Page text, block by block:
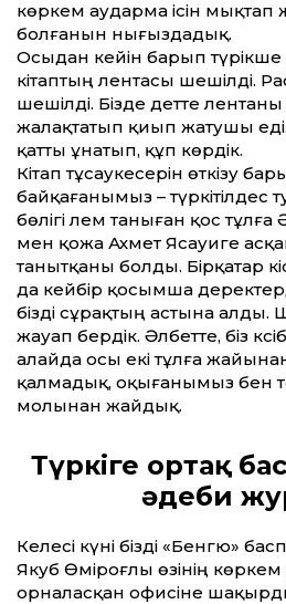
көркем аударма ісін мықтап
болғанын нығыздадық.
Осыдан кейін барып
кітаптың лентасы шешілді.
шешілді. Бізде әдетте
жалақтатып қиып жатушы
қатты ұнатып, құп көрдік.
Кітап тұсаукесерін өткізу
байқағанымыз – түркітілдес
бөлігі әлем таныған қос
мен қожа Ахмет Ясауиге
танытқаны болды. Бірқатар
да кейбір қосымша
бізді сұрақтың астына
жауап бердік. Әлбетте, біз
алайда осы екі тұлға жайынан
қалмадық, оқығанымыз бен
молынан жайдық.
Түркіге ортақ
әдеби
Келесі күні бізді «Бенгю»
Якуб Өміроғлы өзінің көркем
орналасқан офисіне